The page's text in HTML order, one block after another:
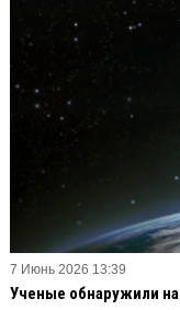
7 Июнь 2026 13:39
Ученые обнаружили